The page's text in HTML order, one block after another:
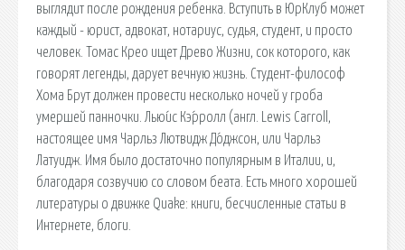
выглядит после рождения ребенка. Вступить в ЮрКлуб может
каждый - юрист, адвокат, нотариус, судья, студент, и просто
человек. Томас Крео ищет Древо Жизни, сок которого, как
говорят легенды, дарует вечную жизнь. Студент-философ
Хома Брут должен провести несколько ночей у гроба
умершей панночки. Лью́ис Кэ́рролл (англ. Lewis Carroll,
настоящее имя Чарльз Лютвидж До́джсон, или Чарльз
Латуидж. Имя было достаточно популярным в Италии, и,
благодаря созвучию со словом беата. Есть много хорошей
литературы о движке Quake: книги, бесчисленные статьи в
Интернете, блоги.